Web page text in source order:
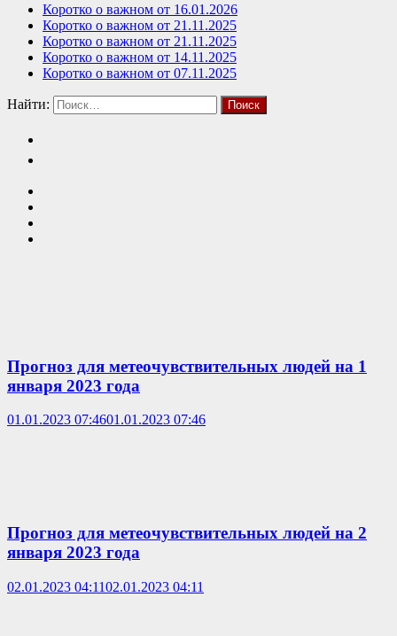
Коротко о важном от 16.01.2026
Коротко о важном от 21.11.2025
Коротко о важном от 21.11.2025
Коротко о важном от 14.11.2025
Коротко о важном от 07.11.2025
Найти:
Прогноз для метеочувствительных людей на 1
января 2023 года
01.01.2023 07:4601.01.2023 07:46
Прогноз для метеочувствительных людей на 2
января 2023 года
02.01.2023 04:1102.01.2023 04:11